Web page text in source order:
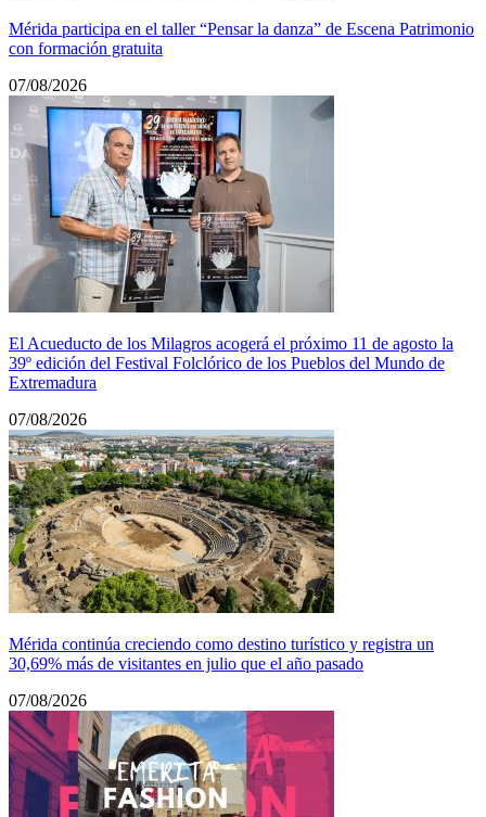
Mérida participa en el taller “Pensar la danza” de Escena Patrimonio
con formación gratuita
07/08/2026
El Acueducto de los Milagros acogerá el próximo 11 de agosto la
39º edición del Festival Folclórico de los Pueblos del Mundo de
Extremadura
07/08/2026
Mérida continúa creciendo como destino turístico y registra un
30,69% más de visitantes en julio que el año pasado
07/08/2026